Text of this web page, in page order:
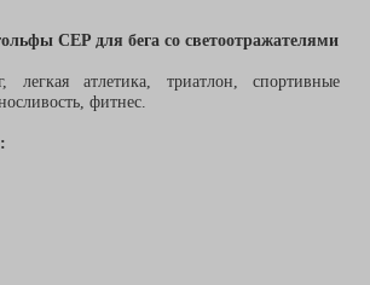
CEP для бега со светоотражателями
легкая атлетика, триатлон, спортивные
фитнес.